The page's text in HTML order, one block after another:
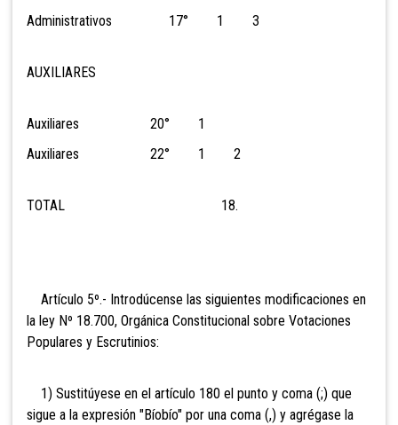
Administrativos 17° 1 3
AUXILIARES
Auxiliares 20° 1
Auxiliares 22° 1 2
TOTAL 18.
Artículo 5º.- Introdúcense las siguientes modificaciones en
la ley Nº 18.700, Orgánica Constitucional sobre Votaciones
Populares y Escrutinios:
1) Sustitúyese en el artículo 180 el punto y coma (;) que
sigue a la expresión "Bíobío" por una coma (,) y agrégase la